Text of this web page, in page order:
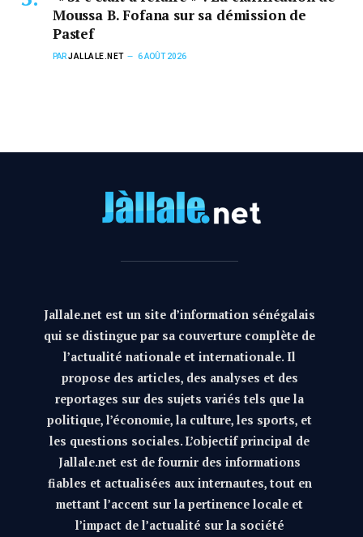
Moussa B. Fofana sur sa démission de
Pastef
PARJALLALE.NET 6 AOÛT 2026
Jallale.net est un site d’information sénégalais
qui se distingue par sa couverture complète de
l’actualité nationale et internationale. Il
propose des articles, des analyses et des
reportages sur des sujets variés tels que la
politique, l’économie, la culture, les sports, et
les questions sociales. L’objectif principal de
Jallale.net est de fournir des informations
fiables et actualisées aux internautes, tout en
mettant l’accent sur la pertinence locale et
l’impact de l’actualité sur la société